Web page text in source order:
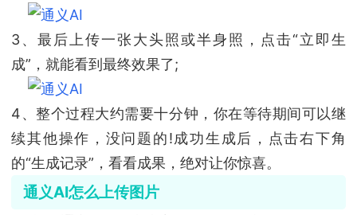
3、最后上传一张大头照或半身照，点击“立即生
成”，就能看到最终效果了;
4、整个过程大约需要十分钟，你在等待期间可以继
续其他操作，没问题的!成功生成后，点击右下角
的“生成记录”，看看成果，绝对让你惊喜。
通义AI怎么上传图片